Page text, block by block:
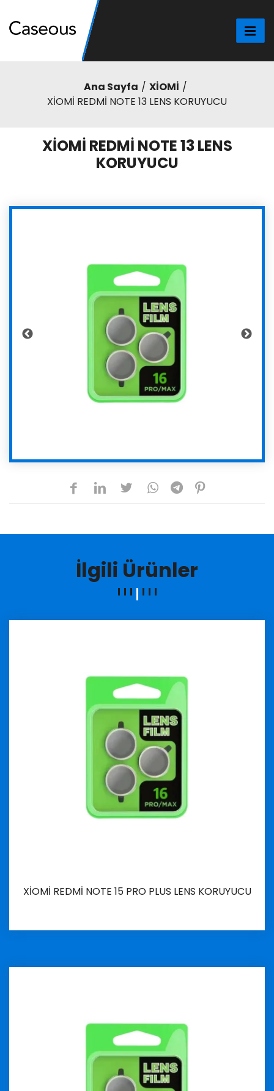
Ana Sayfa
XİOMİ
XİOMİ REDMİ NOTE 13 LENS KORUYUCU
XİOMİ REDMİ NOTE 13 LENS
KORUYUCU
İlgili Ürünler
XİOMİ REDMİ NOTE 15 PRO PLUS LENS KORUYUCU